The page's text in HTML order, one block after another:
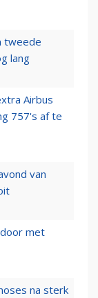
tweede
lang
Airbus
757's af te
van
met
na sterk